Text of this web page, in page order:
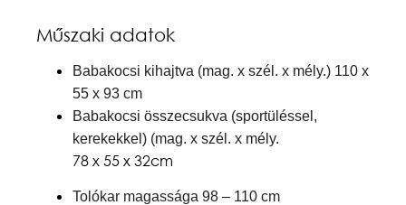
Műszaki adatok
Babakocsi kihajtva (mag. x szél. x mély.) 110 x
55 x 93 cm
Babakocsi összecsukva (sportüléssel,
kerekekkel) (mag. x szél. x mély.
78 x 55 x 32cm
Tolókar magassága 98 – 110 cm